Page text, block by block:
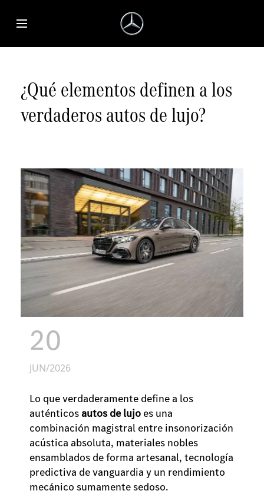
Saltar al contenido principal
Abrir menú de accesibilidad
¿Qué elementos definen a los
verdaderos autos de lujo?
20
JUN/2026
Lo que verdaderamente define a los
auténticos autos de lujo es una
combinación magistral entre insonorización
acústica absoluta, materiales nobles
ensamblados de forma artesanal, tecnología
predictiva de vanguardia y un rendimiento
mecánico sumamente sedoso.